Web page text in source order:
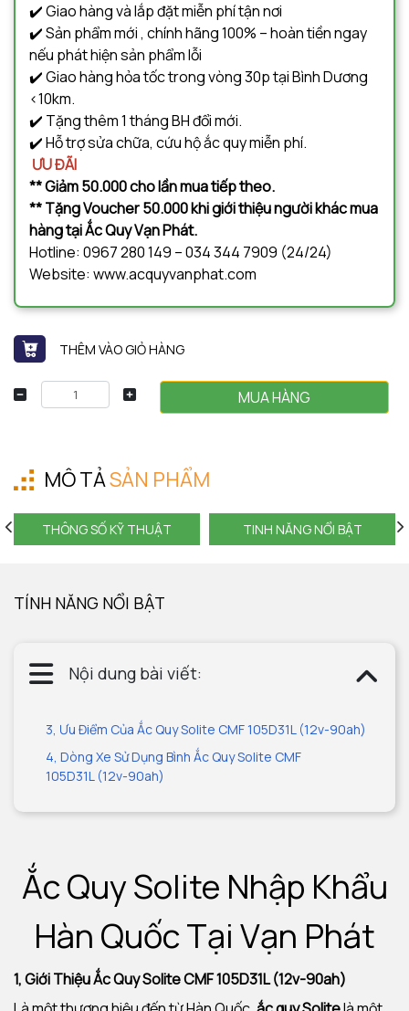
✔️ Giao hàng và lắp đặt miễn phí tận nơi
✔️ Sản phẩm mới , chính hãng 100% – hoàn tiền ngay
nếu phát hiện sản phẩm lỗi
✔️ Giao hàng hỏa tốc trong vòng 30p tại Bình Dương
<10km.
✔️ Tặng thêm 1 tháng BH đổi mới.
✔️ Hỗ trợ sửa chữa, cứu hộ ắc quy miễn phí.
ƯU ĐÃI
** Giảm 50.000 cho lần mua tiếp theo.
** Tặng Voucher 50.000 khi giới thiệu người khác mua
hàng tại Ắc Quy Vạn Phát.
Hotline: 0967 280 149 – 034 344 7909 (24/24)
Website: www.acquyvanphat.com
THÊM VÀO GIỎ HÀNG
MUA HÀNG
MÔ TẢSẢN PHẨM
THÔNG SỐ KỸ THUẬT TINH NĂNG NỔI BẬT
TÍNH NĂNG NỔI BẬT
Nội dung bài viết:
3, Ưu Điểm Của Ắc Quy Solite CMF 105D31L (12v-90ah)
4, Dòng Xe Sử Dụng Bình Ắc Quy Solite CMF
105D31L (12v-90ah)
Ắc Quy Solite Nhập Khẩu
Hàn Quốc Tại Vạn Phát
1, Giới Thiệu Ắc Quy Solite CMF 105D31L (12v-90ah)